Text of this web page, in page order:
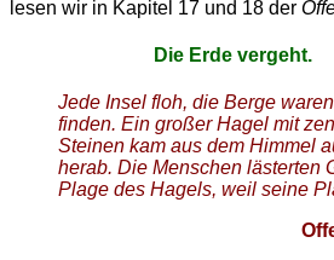
lesen wir in Kapitel 17 und 18 der
Die Erde vergeht.
Jede Insel floh, die Berge
finden. Ein großer Hagel mit
Steinen kam aus dem Himmel
herab. Die Menschen lästerten
Plage des Hagels, weil seine